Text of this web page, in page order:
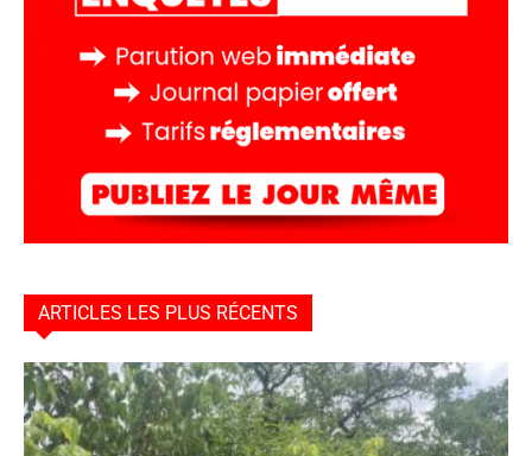
ARTICLES LES PLUS RÉCENTS